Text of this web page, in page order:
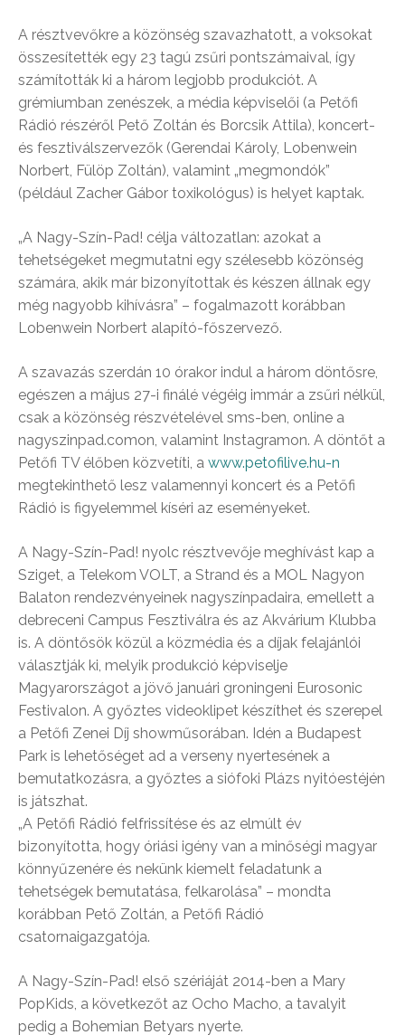
A résztvevőkre a közönség szavazhatott, a voksokat
összesítették egy 23 tagú zsűri pontszámaival, így
számították ki a három legjobb produkciót. A
grémiumban zenészek, a média képviselői (a Petőfi
Rádió részéről Pető Zoltán és Borcsik Attila), koncert-
és fesztiválszervezők (Gerendai Károly, Lobenwein
Norbert, Fülöp Zoltán), valamint „megmondók”
(például Zacher Gábor toxikológus) is helyet kaptak.
„A Nagy-Szín-Pad! célja változatlan: azokat a
tehetségeket megmutatni egy szélesebb közönség
számára, akik már bizonyítottak és készen állnak egy
még nagyobb kihívásra” – fogalmazott korábban
Lobenwein Norbert alapító-főszervező.
A szavazás szerdán 10 órakor indul a három döntősre,
egészen a május 27-i finálé végéig immár a zsűri nélkül,
csak a közönség részvételével sms-ben, online a
nagyszinpad.comon, valamint Instagramon. A döntőt a
Petőfi TV élőben közvetíti, a www.petofilive.hu-n
megtekinthető lesz valamennyi koncert és a Petőfi
Rádió is figyelemmel kíséri az eseményeket.
A Nagy-Szín-Pad! nyolc résztvevője meghívást kap a
Sziget, a Telekom VOLT, a Strand és a MOL Nagyon
Balaton rendezvényeinek nagyszínpadaira, emellett a
debreceni Campus Fesztiválra és az Akvárium Klubba
is. A döntősök közül a közmédia és a díjak felajánlói
választják ki, melyik produkció képviselje
Magyarországot a jövő januári groningeni Eurosonic
Festivalon. A győztes videoklipet készíthet és szerepel
a Petőfi Zenei Díj showműsorában. Idén a Budapest
Park is lehetőséget ad a verseny nyertesének a
bemutatkozásra, a győztes a siófoki Plázs nyitóestéjén
is játszhat.
„A Petőfi Rádió felfrissítése és az elmúlt év
bizonyította, hogy óriási igény van a minőségi magyar
könnyűzenére és nekünk kiemelt feladatunk a
tehetségek bemutatása, felkarolása” – mondta
korábban Pető Zoltán, a Petőfi Rádió
csatornaigazgatója.
A Nagy-Szín-Pad! első szériáját 2014-ben a Mary
PopKids, a következőt az Ocho Macho, a tavalyit
pedig a Bohemian Betyars nyerte.